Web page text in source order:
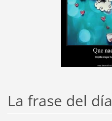
La frase del día